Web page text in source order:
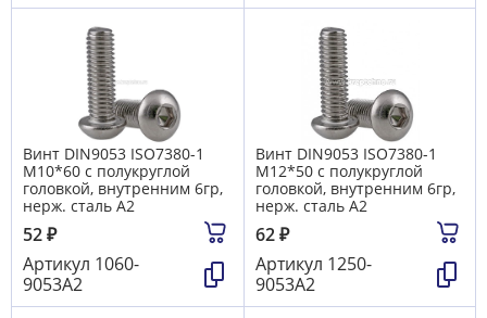
Винт DIN9053 ISO7380-1
М10*60 с полукруглой
головкой, внутренним 6гр,
нерж. сталь A2
52₽
Артикул 1060-
9053А2
Винт DIN9053 ISO7380-1
М12*50 с полукруглой
головкой, внутренним 6гр,
нерж. сталь A2
62₽
Артикул 1250-
9053А2